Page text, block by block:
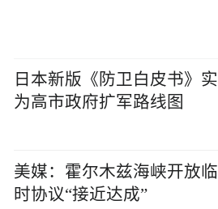
日本新版《防卫白皮书》实
为高市政府扩军路线图
美媒：霍尔木兹海峡开放临
时协议“接近达成”